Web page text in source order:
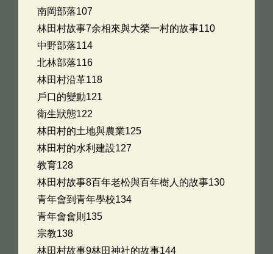
南岡部落107
林田村故事7余相來與大榮一村的故事110
中野部落114
北林部落116
林田村沿革118
戶口的變動121
衛生狀態122
林田村的土地與農業125
林田村的水利建設127
教育128
林田村故事8百年老松與百年樹人的故事130
青年會到青年學校134
青年會會則135
宗教138
林田村故事9林田神社的故事144